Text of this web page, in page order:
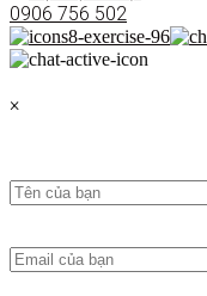
0906 756 502
×